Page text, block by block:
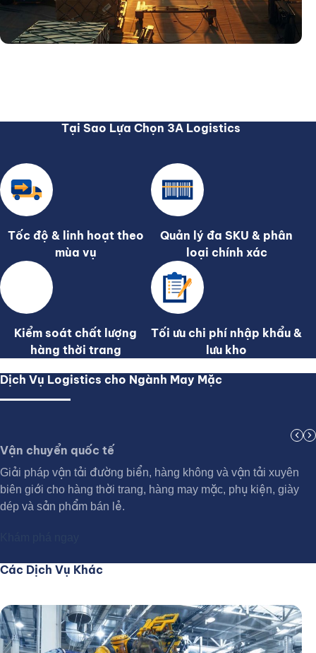
Tại Sao Lựa Chọn 3A Logistics
Tốc độ & linh hoạt theo
mùa vụ
Quản lý đa SKU & phân
loại chính xác
Kiểm soát chất lượng
hàng thời trang
Tối ưu chi phí nhập khẩu &
lưu kho
Dịch Vụ Logistics cho Ngành May Mặc
chevron_leftchevron_right
Vận chuyển quốc tế
Giải pháp vận tải đường biển, hàng không và vận tải xuyên
biên giới cho hàng thời trang, hàng may mặc, phụ kiện, giày
dép và sản phẩm bán lẻ.
Các Dịch Vụ Khác